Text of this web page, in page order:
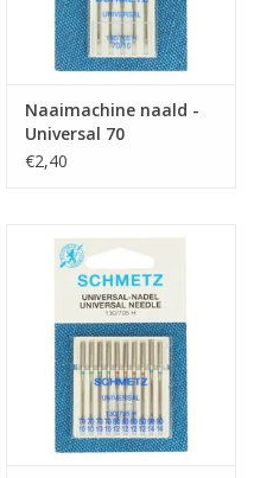
Naaimachine naald -
Universal 70
€2,40